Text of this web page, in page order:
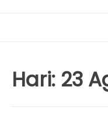
Hari: 23